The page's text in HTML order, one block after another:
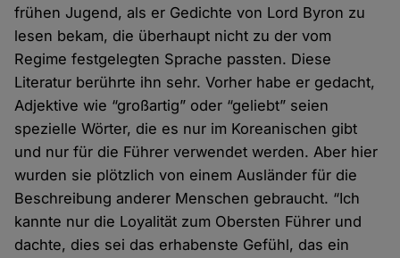
frühen Jugend, als er Gedichte von Lord Byron zu
lesen bekam, die überhaupt nicht zu der vom
Regime festgelegten Sprache passten. Diese
Literatur berührte ihn sehr. Vorher habe er gedacht,
Adjektive wie “großartig” oder “geliebt” seien
spezielle Wörter, die es nur im Koreanischen gibt
und nur für die Führer verwendet werden. Aber hier
wurden sie plötzlich von einem Ausländer für die
Beschreibung anderer Menschen gebraucht. “Ich
kannte nur die Loyalität zum Obersten Führer und
dachte, dies sei das erhabenste Gefühl, das ein